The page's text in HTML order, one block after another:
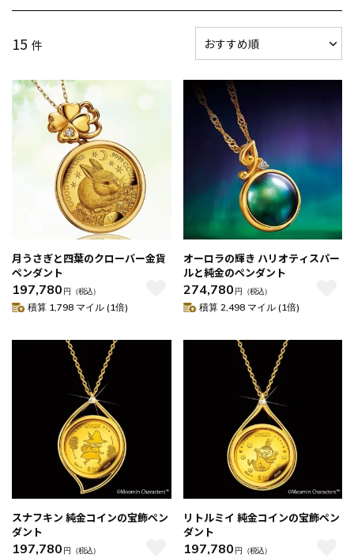
15 件
月うさぎと四葉のクローバー金貨
ペンダント
197,780 円 （税込）
積算 1,798 マイル (1倍)
オーロラの輝き ハリオティスパー
ルと純金のペンダント
274,780 円 （税込）
積算 2,498 マイル (1倍)
スナフキン 純金コインの宝飾ペン
ダント
197,780 円 （税込）
リトルミイ 純金コインの宝飾ペン
ダント
197,780 円 （税込）